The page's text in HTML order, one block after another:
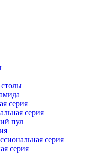
серия
серия
пул
серия
серия